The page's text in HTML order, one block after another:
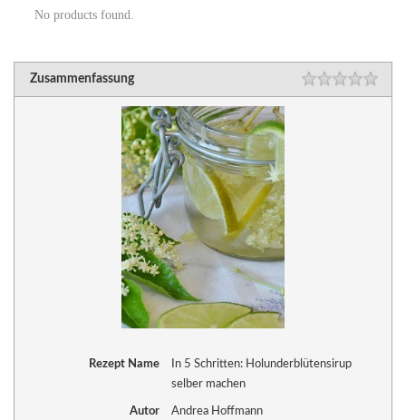
No products found.
Zusammenfassung
Rezept Name
In 5 Schritten: Holunderblütensirup
selber machen
Autor Andrea Hoffmann